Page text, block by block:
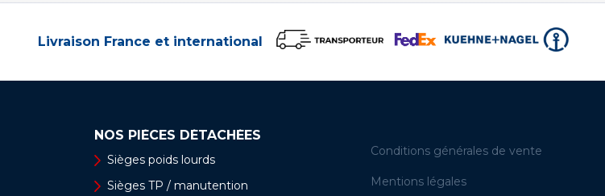
Livraison France et international
NOS PIÈCES DÉTACHÉES
Sièges poids lourds
Sièges TP / manutention
Conditions générales de vente
Mentions légales